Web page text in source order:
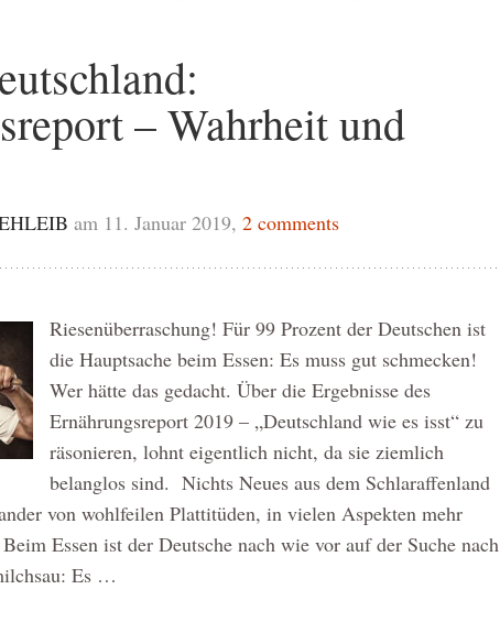
– Wahrheit und
am 11. Januar 2019, 2 comments
Riesenüberraschung! Für 99 Prozent der Deutschen ist
die Hauptsache beim Essen: Es muss gut schmecken!
Wer hätte das gedacht. Über die Ergebnisse des
Ernährungsreport 2019 – „Deutschland wie es isst“ zu
räsonieren, lohnt eigentlich nicht, da sie ziemlich
belanglos sind. Nichts Neues aus dem Schlaraffenland
von wohlfeilen Plattitüden, in vielen Aspekten mehr
Essen ist der Deutsche nach wie vor auf der Suche nach
Es …